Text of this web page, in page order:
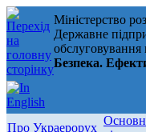
Міністерство
Державне
обслуговування
Безпека.
Про Украерорух